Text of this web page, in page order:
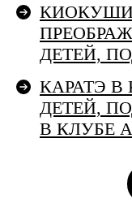
ДЕТЕЙ,
КАРАТЭ
ДЕТЕЙ,
В КЛУБЕ